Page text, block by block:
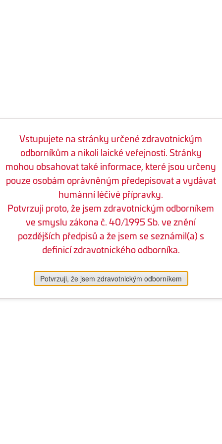
Vstupujete na stránky určené zdravotnickým
odborníkům a nikoli laické veřejnosti. Stránky
mohou obsahovat také informace, které jsou určeny
pouze osobám oprávněným předepisovat a vydávat
humánní léčivé přípravky.
Potvrzuji proto, že jsem zdravotnickým odborníkem
ve smyslu zákona č. 40/1995 Sb. ve znění
pozdějších předpisů a že jsem se seznámil(a) s
definicí zdravotnického odborníka.
Potvrzuji, že jsem zdravotnickým odborníkem